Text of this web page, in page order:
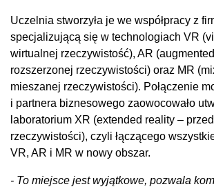
Uczelnia stworzyła je we współpracy z
specjalizującą się w technologiach VR
wirtualnej rzeczywistość), AR
rozszerzonej rzeczywistości) oraz MR
mieszanej rzeczywistości). Połączenie
i partnera biznesowego zaowocowało
laboratorium XR (extended reality –
rzeczywistości), czyli łączącego
VR, AR i MR w nowy obszar.
- To miejsce jest wyjątkowe, pozwala